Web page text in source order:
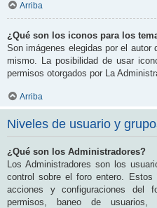
Arriba
¿Qué son los iconos para los
Son imágenes elegidas por el autor
mismo. La posibilidad de usar
permisos otorgados por La
Arriba
Niveles de usuario y
¿Qué son los Administradores?
Los Administradores son los
control sobre el foro entero. Estos
acciones y configuraciones del
permisos, baneo de